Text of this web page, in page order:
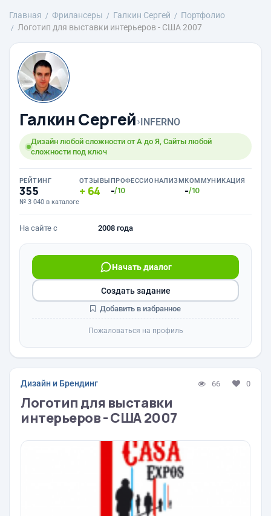
Главная Фрилансеры Галкин Сергей
Портфолио
Логотип для выставки интерьеров - США 2007
Галкин Сергей›INFERNO
Дизайн любой сложности от А до Я, Сайты любой
сложности под ключ
РЕЙТИНГ
355
№ 3 040 в каталоге
ОТЗЫВЫ
64
ПРОФЕССИОНАЛИЗМ
-/10
КОММУНИКАЦИЯ
-/10
На сайте с 2008 года
Начать диалог
Создать задание
Добавить в избранное
Пожаловаться на профиль
Дизайн и Брендинг 66 0
Логотип для выставки
интерьеров - США 2007